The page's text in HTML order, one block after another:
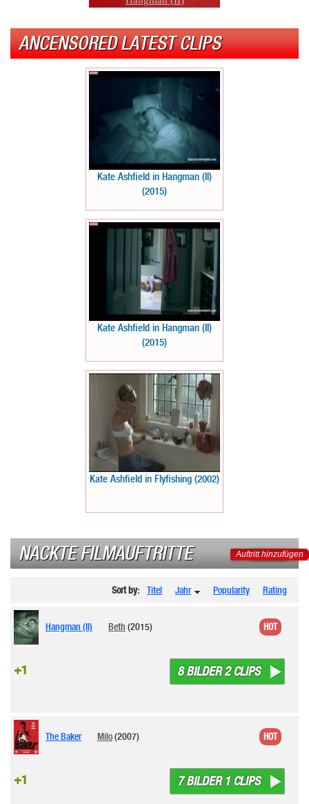
ANCENSORED LATEST CLIPS
Kate Ashfield in Hangman (II)
(2015)
Kate Ashfield in Hangman (II)
(2015)
Kate Ashfield in Flyfishing (2002)
NACKTE FILMAUFTRITTE Auftritt hinzufügen
Sort by: Titel Jahr Popularity Rating
Hangman (II) Beth (2015)
8 BILDER 2 CLIPS
+1
HOT
The Baker Milo(2007)
7 BILDER 1 CLIPS
+1
HOT